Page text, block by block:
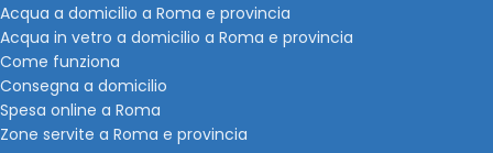
Acqua a domicilio a Roma e provincia
Acqua in vetro a domicilio a Roma e provincia
Come funziona
Consegna a domicilio
Spesa online a Roma
Zone servite a Roma e provincia